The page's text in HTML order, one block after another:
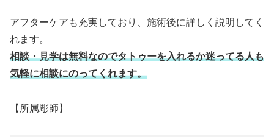
アフターケアも充実しており、施術後に詳しく説明してく
れます。
相談・見学は無料なのでタトゥーを入れるか迷ってる人も
気軽に相談にのってくれます。
【所属彫師】